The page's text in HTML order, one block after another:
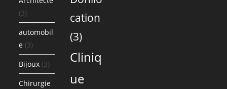
(3)
automobil
e (3)
Bijoux (3)
Chirurgie
cation
(3)
Cliniq
ue